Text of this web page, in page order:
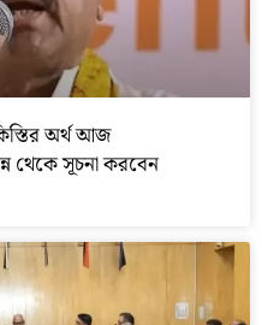
অর্থ আজ
থেকে সূচনা করবেন